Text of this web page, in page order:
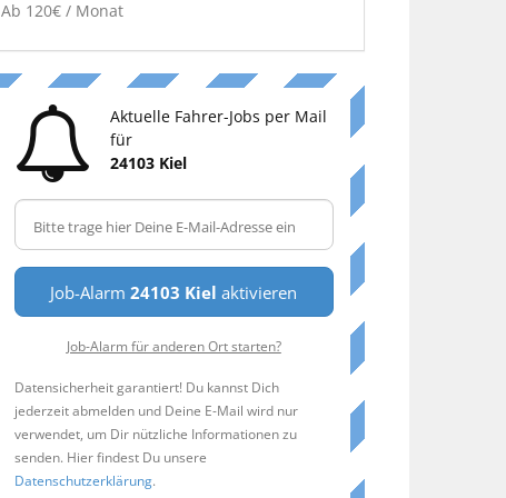
Ab 120€ / Monat
Aktuelle Fahrer-Jobs per Mail
für
24103 Kiel
Job-Alarm24103 Kiel aktivieren
Job-Alarm für anderen Ort starten?
Datensicherheit garantiert! Du kannst Dich
jederzeit abmelden und Deine E-Mail wird nur
verwendet, um Dir nützliche Informationen zu
senden. Hier findest Du unsere
Datenschutzerklärung.